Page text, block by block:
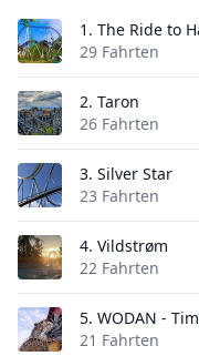
1. The Ride to
29 Fahrten
2. Taron
26 Fahrten
3. Silver Star
23 Fahrten
4. Vildstrøm
22 Fahrten
5. WODAN -
21 Fahrten